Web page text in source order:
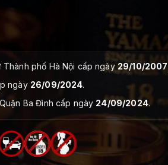
phố Hà Nội cấp ngày29/10/2007
ngày 26/09/2024.
Ba Đình cấp ngày 24/09/2024.